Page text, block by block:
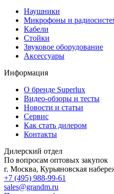
Наушники
Микрофоны и
Кабели
Стойки
Звуковое оборудование
Аксессуары
Информация
О бренде Superlux
Видео-обзоры и тесты
Новости и статьи
Сервис
Как стать дилером
Контакты
Дилерский отдел
По вопросам оптовых закупок
г. Москва, Курьяновская
+7 (495) 988-99-61
sales@grandm.ru